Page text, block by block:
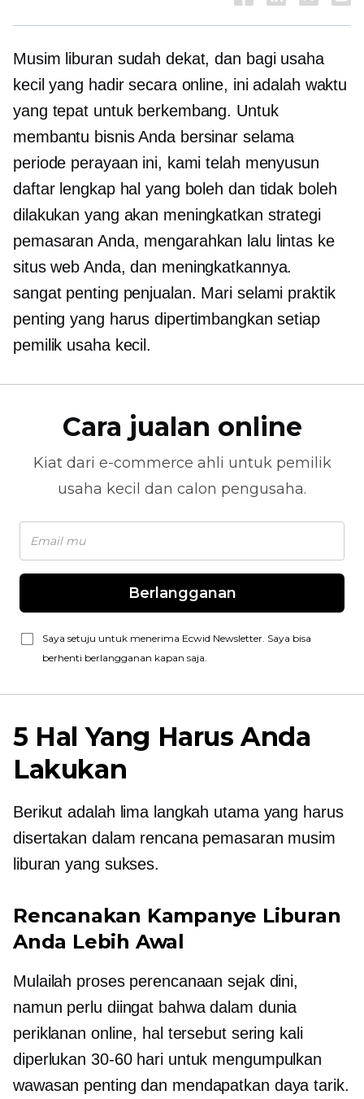
Musim liburan sudah dekat, dan bagi usaha
kecil yang hadir secara online, ini adalah waktu
yang tepat untuk berkembang. Untuk
membantu bisnis Anda bersinar selama
periode perayaan ini, kami telah menyusun
daftar lengkap hal yang boleh dan tidak boleh
dilakukan yang akan meningkatkan strategi
pemasaran Anda, mengarahkan lalu lintas ke
situs web Anda, dan meningkatkannya.
sangat penting penjualan. Mari selami praktik
penting yang harus dipertimbangkan setiap
pemilik usaha kecil.
Cara jualan online
Kiat dari e-commerce ahli untuk pemilik
usaha kecil dan calon pengusaha.
Berlangganan
Saya setuju untuk menerima Ecwid Newsletter. Saya bisa
berhenti berlangganan kapan saja.
5 Hal Yang Harus Anda
Lakukan
Berikut adalah lima langkah utama yang harus
disertakan dalam rencana pemasaran musim
liburan yang sukses.
Rencanakan Kampanye Liburan
Anda Lebih Awal
Mulailah proses perencanaan sejak dini,
namun perlu diingat bahwa dalam dunia
periklanan online, hal tersebut sering kali
diperlukan 30-60hari untuk mengumpulkan
wawasan penting dan mendapatkan daya tarik.